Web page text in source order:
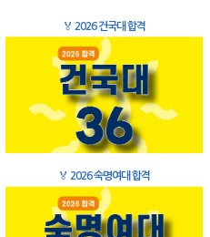
🏅 2026 건국대 합격
🏅 2026 숙명여대 합격